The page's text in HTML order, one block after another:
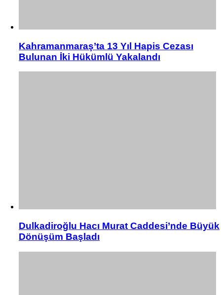
Kahramanmaraş’ta 13 Yıl Hapis Cezası
Bulunan İki Hükümlü Yakalandı
Dulkadiroğlu Hacı Murat Caddesi’nde Büyük
Dönüşüm Başladı